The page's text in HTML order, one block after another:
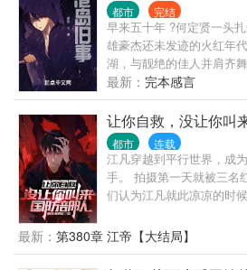
都市 完结
早来五十年 ?何定贤一头
雄豪杰还未发迹的火红年
湖，与靓绝的佳人并肩齐
去！
最新： 完本感言
让你自救，没让你叫
都市 连载
江凡穿越到平行世界，成
手。 拍摄第一天就被三名
们认为江凡就此凉凉的时
如果我被绑架，为了引起
断，算不算紧急避险？ 网
最新： 第380章 江帝【大结局】